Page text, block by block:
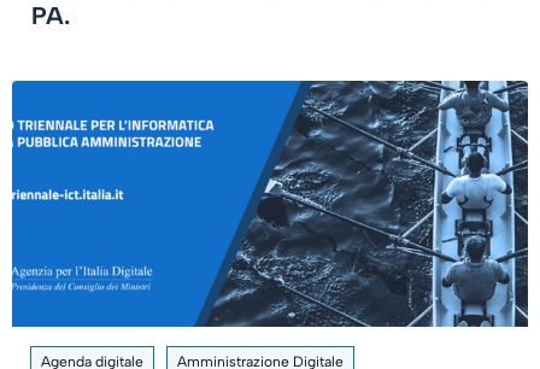
PA.
Agenda digitale Amministrazione Digitale